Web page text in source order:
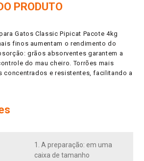
PRODUTO
Gatos Classic Pipicat Pacote 4kg
finos aumentam o rendimento do
grãos absorventes garantem a
do mau cheiro. Torrões mais
concentrados e resistentes, facilitando a
1. A preparação: em uma
caixa de tamanho